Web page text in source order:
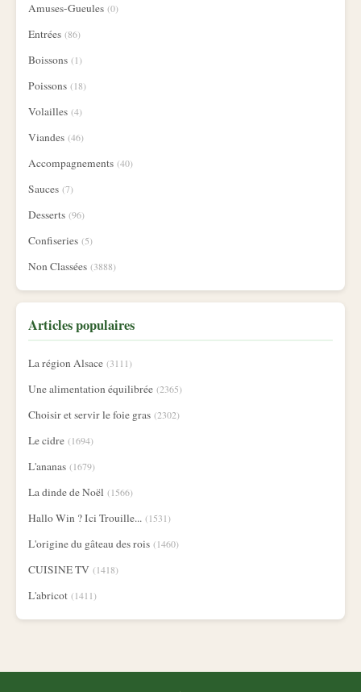
Amuses-Gueules (0)
Entrées (86)
Boissons (1)
Poissons (18)
Volailles (4)
Viandes (46)
Accompagnements (40)
Sauces (7)
Desserts (96)
Confiseries (5)
Non Classées (3888)
Articles populaires
La région Alsace (3111)
Une alimentation équilibrée (2365)
Choisir et servir le foie gras (2302)
Le cidre (1694)
L'ananas (1679)
La dinde de Noël (1566)
Hallo Win ? Ici Trouille... (1531)
L'origine du gâteau des rois (1460)
CUISINE TV (1418)
L'abricot (1411)